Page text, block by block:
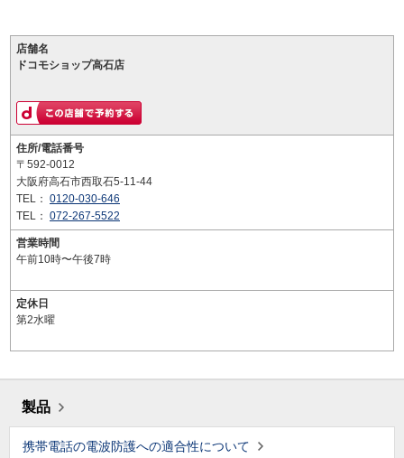
店舗名
ドコモショップ高石店
住所/電話番号
〒592-0012
大阪府高石市西取石5-11-44
TEL： 0120-030-646
TEL： 072-267-5522
営業時間
午前10時〜午後7時
定休日
第2水曜
製品
携帯電話の電波防護への適合性について